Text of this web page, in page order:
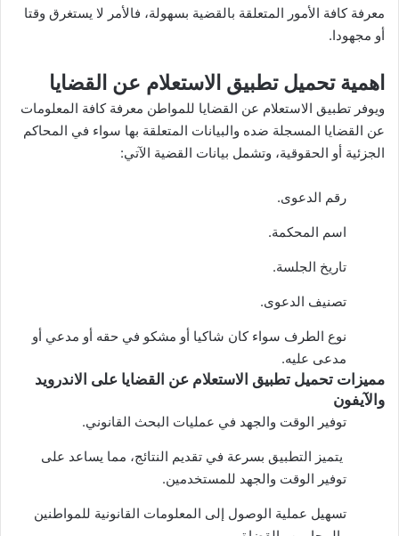
معرفة كافة الأمور المتعلقة بالقضية بسهولة، فالأمر لا يستغرق وقتا
أو مجهودا.
اهمية تحميل تطبيق الاستعلام عن القضايا
ويوفر تطبيق الاستعلام عن القضايا للمواطن معرفة كافة المعلومات
عن القضايا المسجلة ضده والبيانات المتعلقة بها سواء في المحاكم
الجزئية أو الحقوقية، وتشمل بيانات القضية الآتي:
رقم الدعوى.
اسم المحكمة.
تاريخ الجلسة.
تصنيف الدعوى.
نوع الطرف سواء كان شاكيا أو مشكو في حقه أو مدعي أو
مدعى عليه.
مميزات تحميل تطبيق الاستعلام عن القضايا على الاندرويد
والآيفون
توفير الوقت والجهد في عمليات البحث القانوني.
يتميز التطبيق بسرعة في تقديم النتائج، مما يساعد على
توفير الوقت والجهد للمستخدمين.
تسهيل عملية الوصول إلى المعلومات القانونية للمواطنين